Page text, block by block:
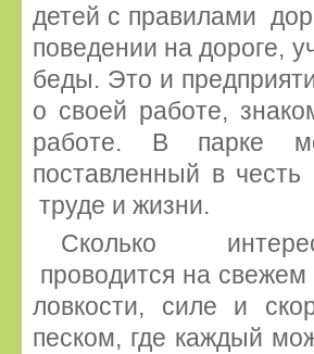
детей с правилами
поведении на дороге,
беды. Это и
о своей работе,
работе. В парке
поставленный в
труде и жизни.
Сколько
проводится на
ловкости, силе и
песком, где каждый